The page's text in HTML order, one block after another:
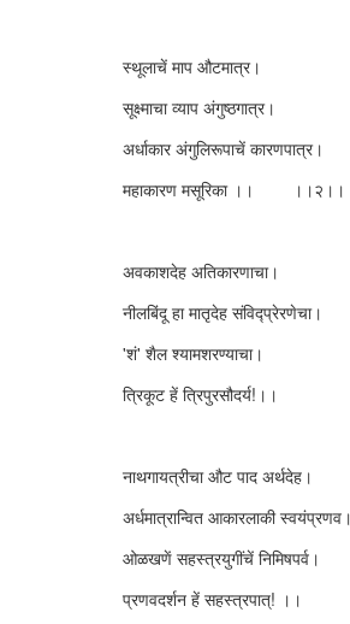
स्थूलाचें माप औटमात्र।
सूक्ष्माचा व्याप अंगुष्ठगात्र।
अर्धाकार अंगुलिरूपाचें कारणपात्र।
महाकारण मसूरिका ।।
अवकाशदेह अतिकारणाचा।
नीलबिंदू हा मातृदेह संविद्प्रेरणेचा।
'शं' शैल श्यामशरण्याचा।
त्रिकूट हें
नाथगायत्रीचा औट पाद अर्थदेह।
अर्धमात्रान्वित आकारलाकी स्वयंप्रणव।
ओळखणें सहस्त्रयुगींचें निमिषपर्व।
प्रणवदर्शन हें सहस्त्रपात्!